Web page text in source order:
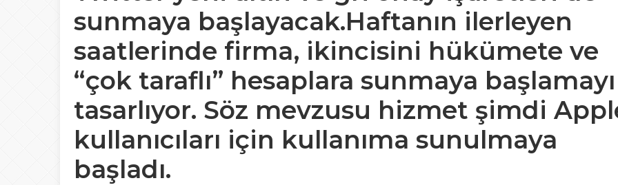
sunmaya başlayacak.Haftanın ilerleyen
saatlerinde firma, ikincisini hükümete ve
“çok taraflı” hesaplara sunmaya başlamayı
tasarlıyor. Söz mevzusu hizmet şimdi
kullanıcıları için kullanıma sunulmaya
başladı.